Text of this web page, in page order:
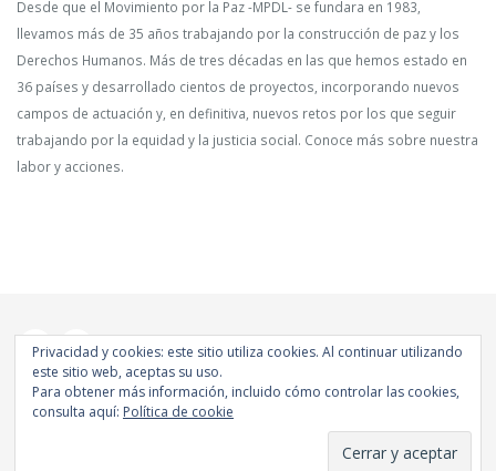
Desde que el Movimiento por la Paz -MPDL- se fundara en 1983,
llevamos más de 35 años trabajando por la construcción de paz y los
Derechos Humanos. Más de tres décadas en las que hemos estado en
36 países y desarrollado cientos de proyectos, incorporando nuevos
campos de actuación y, en definitiva, nuevos retos por los que seguir
trabajando por la equidad y la justicia social. Conoce más sobre nuestra
labor y acciones.
Privacidad y cookies: este sitio utiliza cookies. Al continuar utilizando
este sitio web, aceptas su uso.
Para obtener más información, incluido cómo controlar las cookies,
consulta aquí: Política de cookie